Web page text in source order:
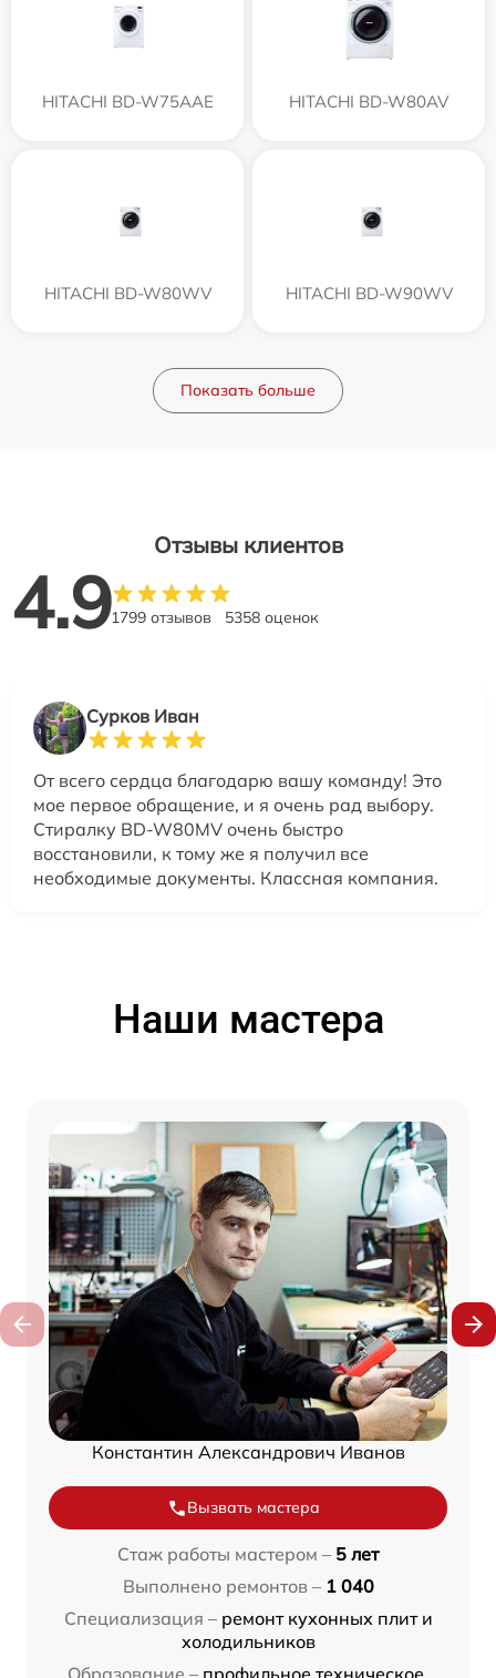
HITACHI BD-W75AAE HITACHI BD-W80AV
HITACHI BD-W80WV HITACHI BD-W90WV
Показать больше
Отзывы клиентов
4.91799 отзывов 5358 оценок
Сурков Иван
От всего сердца благодарю вашу команду! Это
мое первое обращение, и я очень рад выбору.
Стиралку BD-W80MV очень быстро
восстановили, к тому же я получил все
необходимые документы. Классная компания.
Наши мастера
Константин Александрович Иванов
Вызвать мастера
Стаж работы мастером – 5 лет
Выполнено ремонтов – 1 040
Специализация – ремонт кухонных плит и
холодильников